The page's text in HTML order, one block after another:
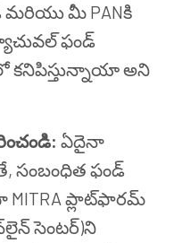
మీ PANకి
ఫండ్
కనిపిస్తున్నాయా అని
ఏదైనా
సంబంధిత ఫండ్
MITRA ప్లాట్‌ఫారమ్
సెంటర్)ని